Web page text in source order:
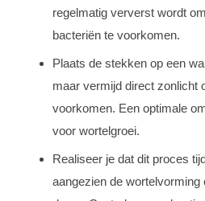
regelmatig ververst wordt
bacteriën te voorkomen.
Plaats de stekken op een
maar vermijd direct zonlicht
voorkomen. Een optimale
voor wortelgroei.
Realiseer je dat dit proces
aangezien de wortelvorming